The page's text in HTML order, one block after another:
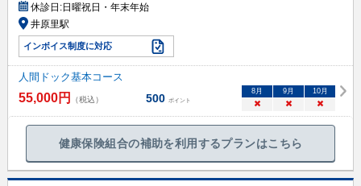
休診日:日曜祝日・年末年始
井原里駅
インボイス制度に対応
人間ドック基本コース
55,000円 （税込） 500 ポイント
8 月 9 月 10月
× × ×
健康保険組合の補助を利用するプランはこちら